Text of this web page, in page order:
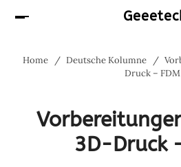
Home Deutsche Kolumne
Druck – FDM
3D-Druck